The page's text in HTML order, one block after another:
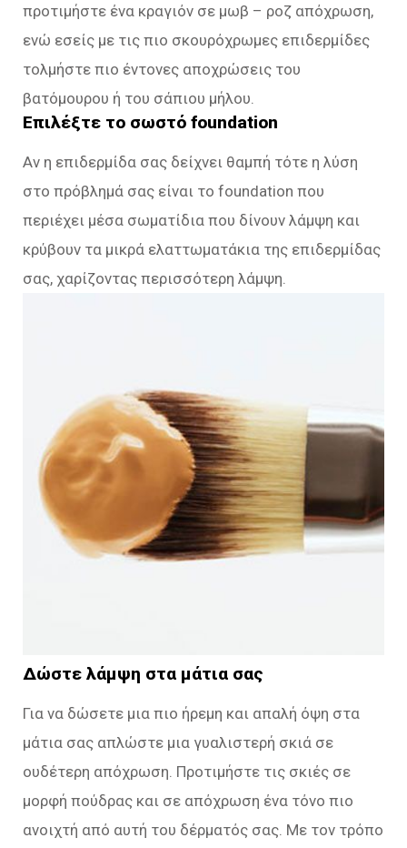
προτιμήστε ένα κραγιόν σε μωβ – ροζ απόχρωση,
ενώ εσείς με τις πιο σκουρόχρωμες επιδερμίδες
τολμήστε πιο έντονες αποχρώσεις του
βατόμουρου ή του σάπιου μήλου.
Επιλέξτε το σωστό foundation
Αν η επιδερμίδα σας δείχνει θαμπή τότε η λύση
στο πρόβλημά σας είναι το foundation που
περιέχει μέσα σωματίδια που δίνουν λάμψη και
κρύβουν τα μικρά ελαττωματάκια της επιδερμίδας
σας, χαρίζοντας περισσότερη λάμψη.
Δώστε λάμψη στα μάτια σας
Για να δώσετε μια πιο ήρεμη και απαλή όψη στα
μάτια σας απλώστε μια γυαλιστερή σκιά σε
ουδέτερη απόχρωση. Προτιμήστε τις σκιές σε
μορφή πούδρας και σε απόχρωση ένα τόνο πιο
ανοιχτή από αυτή του δέρματός σας. Με τον τρόπο